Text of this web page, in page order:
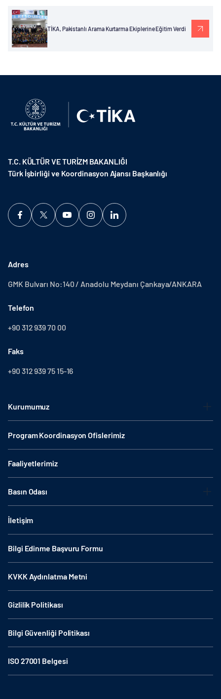
TİKA, Pakistanlı Arama Kurtarma Ekiplerine Eğitim Verdi
T.C. KÜLTÜR VE TURİZM BAKANLIĞI
Türk İşbirliği ve Koordinasyon Ajansı Başkanlığı
Adres
GMK Bulvarı No:140 / Anadolu Meydanı Çankaya/ANKARA
Telefon
+90 312 939 70 00
Faks
+90 312 939 75 15-16
Kurumumuz
Program Koordinasyon Ofislerimiz
Faaliyetlerimiz
Basın Odası
İletişim
Bilgi Edinme Başvuru Formu
KVKK Aydınlatma Metni
Gizlilik Politikası
Bilgi Güvenliği Politikası
ISO 27001 Belgesi